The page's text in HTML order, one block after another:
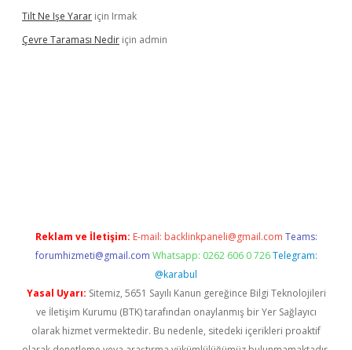
Tilt Ne Işe Yarar için Irmak
Çevre Taraması Nedir için admin
Reklam ve İletişim: E-mail: backlinkpaneli@gmail.com Teams:
forumhizmeti@gmail.com Whatsapp: 0262 606 0 726 Telegram:
@karabul
Yasal Uyarı: Sitemiz, 5651 Sayılı Kanun gereğince Bilgi Teknolojileri
ve İletişim Kurumu (BTK) tarafından onaylanmış bir Yer Sağlayıcı
olarak hizmet vermektedir. Bu nedenle, sitedeki içerikleri proaktif